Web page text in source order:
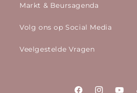
Markt & Beursagenda
Volg ons op Social Media
Veelgestelde Vragen